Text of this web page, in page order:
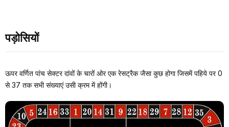
पड़ोसियों
ऊपर वर्णित पांच सेक्टर दांवों के चारों ओर एक रेसट्रैक जैसा कुछ होगा जिसमें पहिये पर 0
से 37 तक सभी संख्याएं उसी क्रम में होंगी।